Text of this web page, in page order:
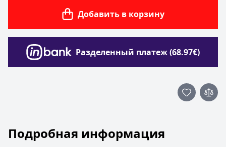
Добавить в корзину
Разделенный платеж (68.97€)
Подробная информация